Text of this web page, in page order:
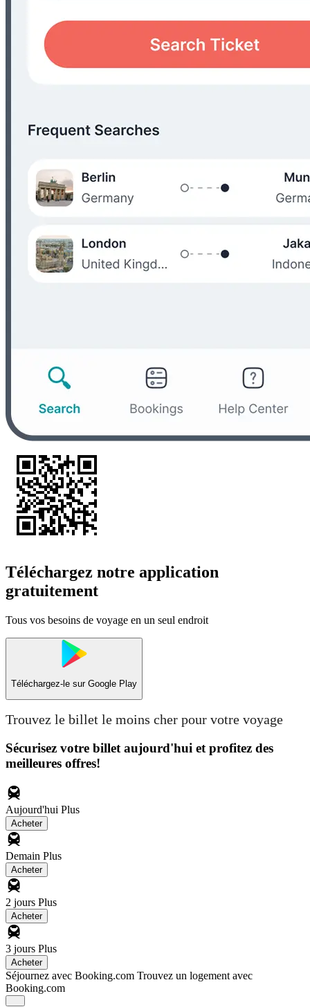
Téléchargez notre application
gratuitement
Tous vos besoins de voyage en un seul endroit
Téléchargez-le sur Google Play
Trouvez le billet le moins cher pour votre voyage
Sécurisez votre billet aujourd'hui et profitez des
meilleures offres!
Aujourd'hui Plus
Acheter
Demain Plus
Acheter
2 jours Plus
Acheter
3 jours Plus
Acheter
Séjournez avec Booking.com Trouvez un logement avec
Booking.com